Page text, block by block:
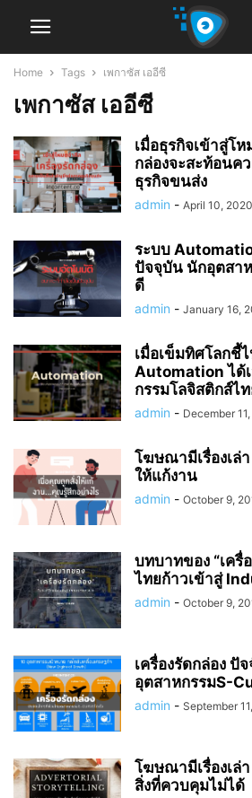
Home Tags เพกาซัส เออีซี
เพกาซัส เออีซี
เมื่อธุรกิจเข้าสู่โ
กล่องจะสะท้อน
ธุรกิจขนส่ง
admin - April 10, 2020
ระบบ
ปัจจุบัน นักอุตสา
ดี
admin - January 16,
เมื่อเข็มทิศโลกชี้
Automation ได้
กรรมโลจิสติกส์ไ
admin - December
โฆษณามีเรื่องเล่
ให้แก้งาน
admin - October 9,
บทบาทของ “เครื่
ไทยก้าวเข้าสู่
admin - October 9,
เครื่องรัดกล่อง ปั
อุตสาหกรรมS-
admin - September
โฆษณามีเรื่องเล่
สิ่งที่ควบคุมไม่ได้